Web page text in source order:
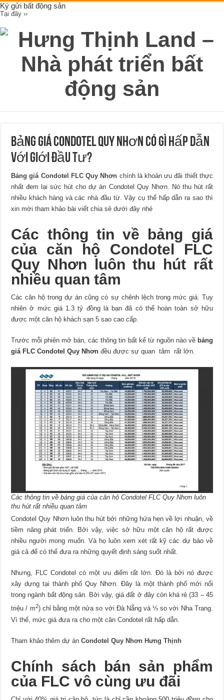
Ký gửi bất động sản
Tại đây ››
Bảng giá Condotel Quy Nhơn có gì hấp dẫn
với giới đầu tư?
Bảng giá Condotel FLC Quy Nhơn chính là khoản ưu đãi thiết thực
nhất đem lại sức hút cho dự án Condotel Quy Nhơn. Nó thu hút rất
nhiều khách hàng và các nhà đầu từ. Vậy cụ thể hấp dẫn ra sao thì
xin mời tham khảo bài viết chia sẻ dưới đây nhé
Các thông tin về bảng giá
của căn hộ Condotel FLC
Quy Nhơn luôn thu hút rất
nhiều quan tâm
Các căn hộ trong dự án cũng có sự chênh lệch trong mức giá. Tuy
nhiên ở mức giá 1.3 tỷ đồng là bạn đã có thể hoàn toàn sở hữu
được một căn hộ khách sạn 5 sao cao cấp.
Trước mỗi phiên mở bán, các thông tin bất kể từ nguồn nào về bảng
giá FLC Condotel Quy Nhơnđều được sự quan tâm rất lớn.
Các thông tin về bảng giá của căn hộ Condotel FLC Quy Nhơn luôn
thu hút rất nhiều quan tâm
Condotel Quy Nhơn luôn thu hút bởi những hứa hẹn về lợi nhuận, về
tiềm năng phát triển. Bởi vậy, việc sở hữu một căn hộ rất được
nhiều người mong muốn. Và họ luôn xem xét rất kỹ các dự báo về
giá cả để có thể đưa ra những quyết định sáng suốt nhất.
Nhưng, FLC Condotel có một ưu điểm rất lớn. Đó là bởi nó được
xây dựng tại thành phố Quy Nhơn. Đây là một thành phố mới nổi
trong ngành bất động sản. Bởi vậy, giá đất ở đây còn khá rẻ (33 – 45
triệu / m2) chỉ bằng một nửa so với Đà Nẵng và ⅓ so với Nha Trang.
Vì thế, mức giá đưa ra cho một căn Condotel rất hấp dẫn.
Tham khảo thêm dự ánCondotel Quy Nhơn Hưng Thịnh
Chính sách bán sản phẩm
của FLC vô cùng ưu đãi